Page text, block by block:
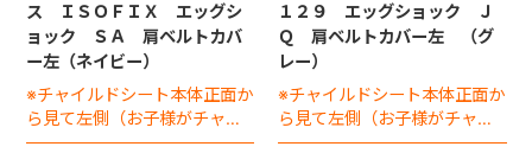
ス ＩＳＯＦＩＸ エッグシ
ョック ＳＡ 肩ベルトカバ
ー左（ネイビー）
※チャイルドシート本体正面か
ら見て左側（お子様がチャイ
ルドシートに座った状態で右
１２９ エッグショック Ｊ
Ｑ 肩ベルトカバー左 （グ
レー）
※チャイルドシート本体正面か
ら見て左側（お子様がチャイ
ルドシートに座った状態で右